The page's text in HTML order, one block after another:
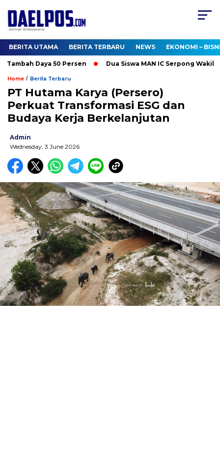
BERITA UTAMA BERITA TERBARU NEWS EKONOMI –
Daya 50 Persen Dua Siswa MAN IC Serpong Wakili RI
Home / Berita Terbaru
PT Hutama Karya (Persero)
Perkuat Transformasi ESG dan
Budaya Kerja Berkelanjutan
Admin
Wednesday, 3 June 2026